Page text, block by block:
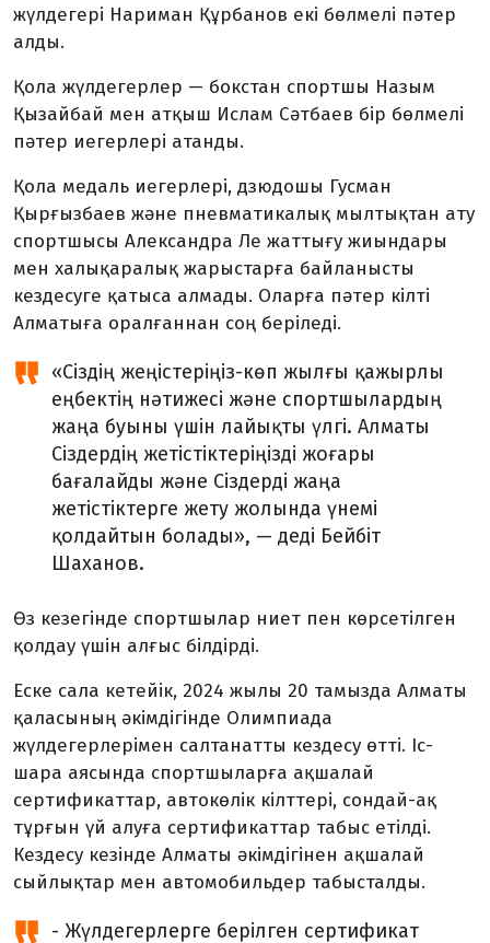
жүлдегері Нариман Құрбанов екі бөлмелі пәтер
алды.
Қола жүлдегерлер — бокстан спортшы Назым
Қызайбай мен атқыш Ислам Сәтбаев бір бөлмелі
пәтер иегерлері атанды.
Қола медаль иегерлері, дзюдошы Гусман
Қырғызбаев және пневматикалық мылтықтан ату
спортшысы Александра Ле жаттығу жиындары
мен халықаралық жарыстарға байланысты
кездесуге қатыса алмады. Оларға пәтер кілті
Алматыға оралғаннан соң беріледі.
«Сіздің жеңістеріңіз-көп жылғы қажырлы
еңбектің нәтижесі және спортшылардың
жаңа буыны үшін лайықты үлгі. Алматы
Сіздердің жетістіктеріңізді жоғары
бағалайды және Сіздерді жаңа
жетістіктерге жету жолында үнемі
қолдайтын болады», — деді Бейбіт
Шаханов.
Өз кезегінде спортшылар ниет пен көрсетілген
қолдау үшін алғыс білдірді.
Еске сала кетейік, 2024 жылы 20 тамызда Алматы
қаласының әкімдігінде Олимпиада
жүлдегерлерімен салтанатты кездесу өтті. Іс-
шара аясында спортшыларға ақшалай
сертификаттар, автокөлік кілттері, сондай-ақ
тұрғын үй алуға сертификаттар табыс етілді.
Кездесу кезінде Алматы әкімдігінен ақшалай
сыйлықтар мен автомобильдер табысталды.
- Жүлдегерлерге берілген сертификат